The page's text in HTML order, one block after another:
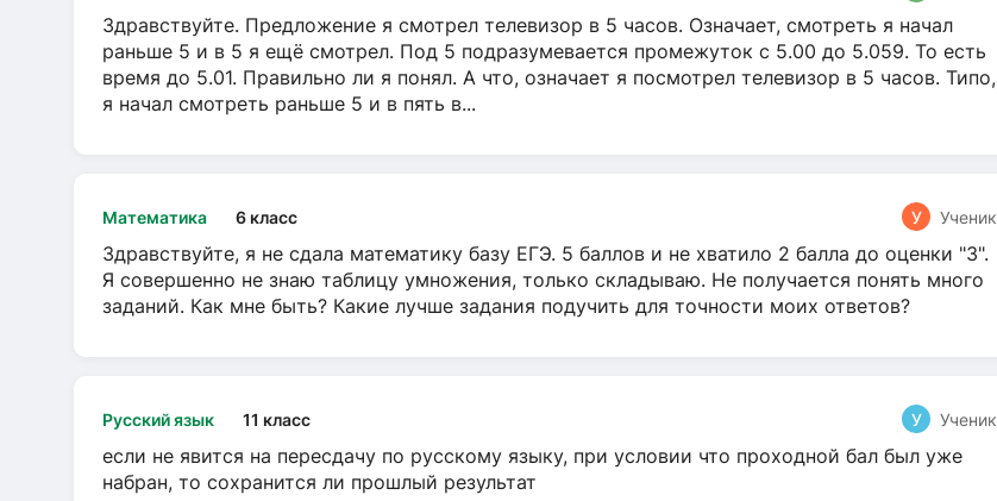
Здравствуйте. Предложение я смотрел телевизор в 5 часов. Означает, смотреть я начал
раньше 5 и в 5 я ещё смотрел. Под 5 подразумевается промежуток с 5.00 до 5.059. То есть
время до 5.01. Правильно ли я понял. А что, означает я посмотрел телевизор в 5 часов. Типо,
я начал смотреть раньше 5 и в пять в...
Математика 6 класс У Ученик
Здравствуйте, я не сдала математику базу ЕГЭ. 5 баллов и не хватило 2 балла до оценки "3".
Я совершенно не знаю таблицу умножения, только складываю. Не получается понять много
заданий. Как мне быть? Какие лучше задания подучить для точности моих ответов?
Русский язык 11 класс У Ученик
если не явится на пересдачу по русскому языку, при условии что проходной бал был уже
набран, то сохранится ли прошлый результат